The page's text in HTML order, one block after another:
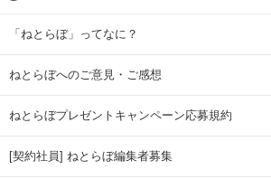
「ねとらぼ」ってなに？
ねとらぼへのご意見・ご感想
ねとらぼプレゼントキャンペーン応募規約
[契約社員] ねとらぼ編集者募集